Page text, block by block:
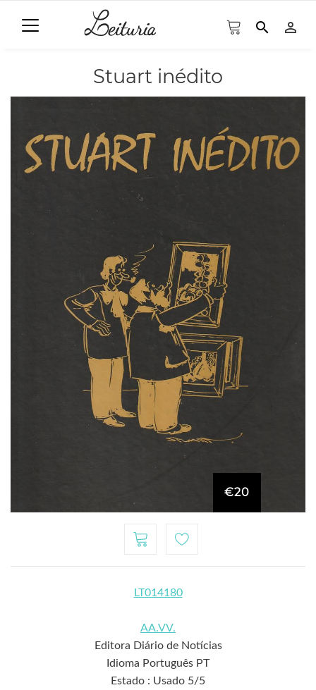
search person_outline
Stuart inédito
€20
LT014180
AA.VV.
Editora Diário de Notícias
Idioma Português PT
Estado : Usado 5/5